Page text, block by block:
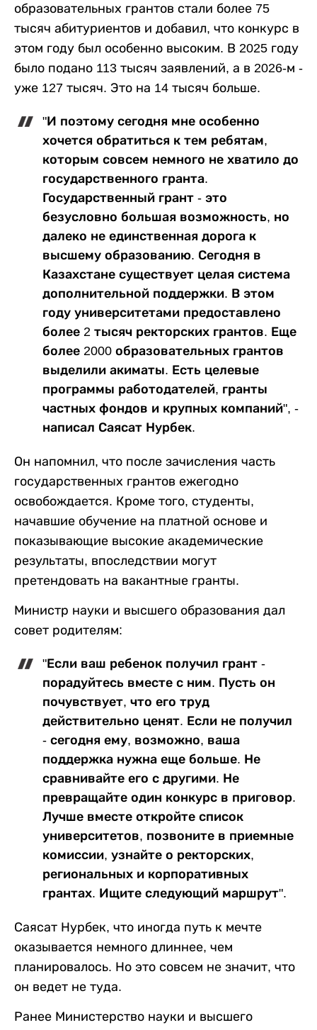
образовательных грантов стали более 75
тысяч абитуриентов и добавил, что конкурс в
этом году был особенно высоким. В 2025 году
было подано 113 тысяч заявлений, а в 2026-м -
уже 127 тысяч. Это на 14 тысяч больше.
"И поэтому сегодня мне особенно
хочется обратиться к тем ребятам,
которым совсем немного не хватило до
государственного гранта.
Государственный грант - это
безусловно большая возможность, но
далеко не единственная дорога к
высшему образованию. Сегодня в
Казахстане существует целая система
дополнительной поддержки. В этом
году университетами предоставлено
более 2 тысяч ректорских грантов. Еще
более 2000 образовательных грантов
выделили акиматы. Есть целевые
программы работодателей, гранты
частных фондов и крупных компаний", -
написал Саясат Нурбек.
Он напомнил, что после зачисления часть
государственных грантов ежегодно
освобождается. Кроме того, студенты,
начавшие обучение на платной основе и
показывающие высокие академические
результаты, впоследствии могут
претендовать на вакантные гранты.
Министр науки и высшего образования дал
совет родителям:
"Если ваш ребенок получил грант -
порадуйтесь вместе с ним. Пусть он
почувствует, что его труд
действительно ценят. Если не получил
- сегодня ему, возможно, ваша
поддержка нужна еще больше. Не
сравнивайте его с другими. Не
превращайте один конкурс в приговор.
Лучше вместе откройте список
университетов, позвоните в приемные
комиссии, узнайте о ректорских,
региональных и корпоративных
грантах. Ищите следующий маршрут".
Саясат Нурбек, что иногда путь к мечте
оказывается немного длиннее, чем
планировалось. Но это совсем не значит, что
он ведет не туда.
Ранее Министерство науки и высшего